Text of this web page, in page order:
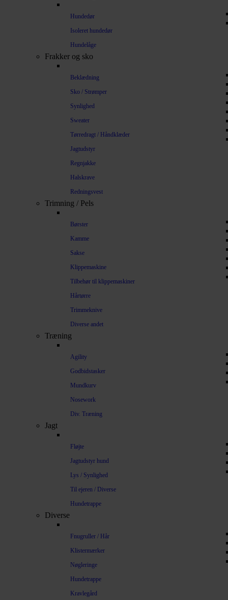
Hundedør
Isoleret hundedør
Hundelåge
Frakker og sko
Beklædning
Sko / Strømper
Synlighed
Sweater
Tørredragt / Håndklæder
Jagtudstyr
Regnjakke
Halskrave
Redningsvest
Trimning / Pels
Børster
Kamme
Sakse
Klippemaskine
Tilbehør til klippemaskiner
Hårtørre
Trimmeknive
Diverse andet
Træning
Agility
Godbidstasker
Mundkurv
Nosework
Div. Træning
Jagt
Fløjte
Jagtudstyr hund
Lys / Synlighed
Til ejeren / Diverse
Hundetrappe
Diverse
Fnugruller / Hår
Klistermærker
Nøgleringe
Hundetrappe
Kravlegård